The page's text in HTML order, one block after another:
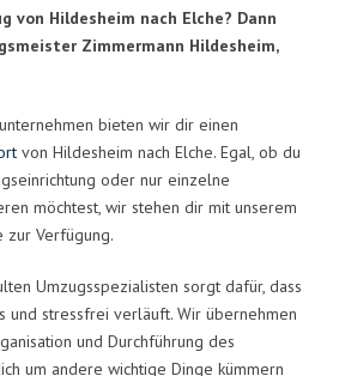
von Hildesheim nach Elche? Dann
Zimmermann Hildesheim,
bieten wir dir einen
von Hildesheim nach Elche. Egal, ob du
oder nur einzelne
möchtest, wir stehen dir mit unserem
Verfügung.
Umzugsspezialisten sorgt dafür, dass
und stressfrei verläuft. Wir übernehmen
und Durchführung des
um andere wichtige Dinge kümmern